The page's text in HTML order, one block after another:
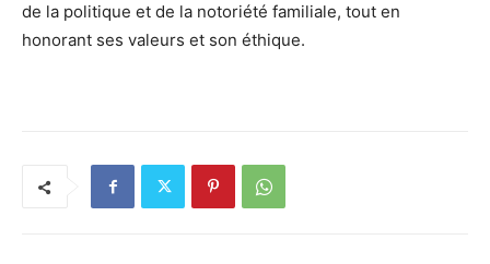
de la politique et de la notoriété familiale, tout en
honorant ses valeurs et son éthique.